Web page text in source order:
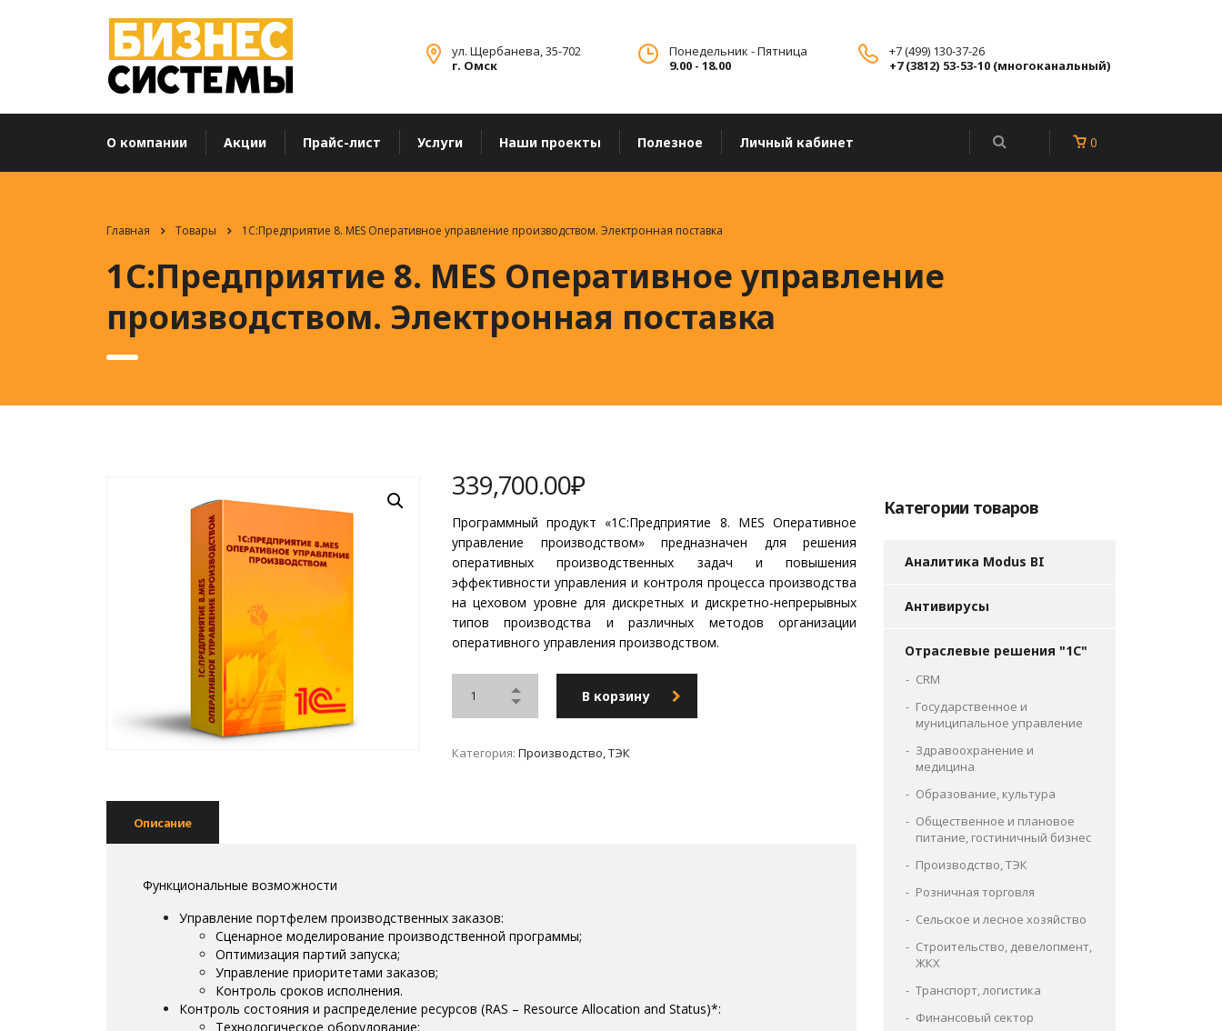
+7 (499) 130-37-26
+7 (3812) 53-53-10 (многоканальный)
Понедельник - Пятница
9.00 - 18.00
ул. Щербанева, 35-702
г. Омск
О компании Акции Прайс-лист Услуги Наши проекты Полезное Личный кабинет 0
Главная Товары 1С:Предприятие 8. MES Оперативное управление производством. Электронная поставка
1С:Предприятие 8. MES Оперативное управление
производством. Электронная поставка
339,700.00₽
Программный продукт «1С:Предприятие 8. MES Оперативное
управление производством» предназначен для решения
оперативных производственных задач и повышения
эффективности управления и контроля процесса производства
на цеховом уровне для дискретных и дискретно-непрерывных
типов производства и различных методов организации
оперативного управления производством.
В корзину
Категория: Производство, ТЭК
Описание
Функциональные возможности
Управление портфелем производственных заказов:
Сценарное моделирование производственной программы;
Оптимизация партий запуска;
Управление приоритетами заказов;
Контроль сроков исполнения.
Контроль состояния и распределение ресурсов (RAS – Resource Allocation and Status)*:
Технологическое оборудование:
Категории товаров
Аналитика Modus BI
Антивирусы
Отраслевые решения "1С"
CRM
Государственное и
муниципальное управление
Здравоохранение и
медицина
Образование, культура
Общественное и плановое
питание, гостиничный бизнес
Производство, ТЭК
Розничная торговля
Сельское и лесное хозяйство
Строительство, девелопмент,
ЖКХ
Транспорт, логистика
Финансовый сектор